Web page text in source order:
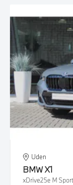
Uden
BMWX1
xDrive25e M